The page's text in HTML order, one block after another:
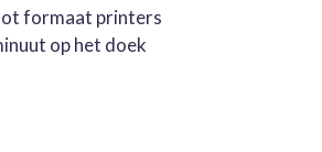
formaat printers
op het doek